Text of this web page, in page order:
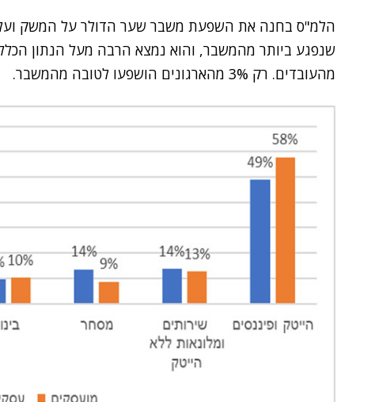
הלמ"ס בחנה את השפעת משבר שער הדולר על המשק ועל
מהעובדים. רק 3% מהארגונים הושפעו לטובה מהמשבר.